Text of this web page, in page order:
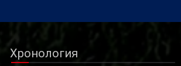
Хронология